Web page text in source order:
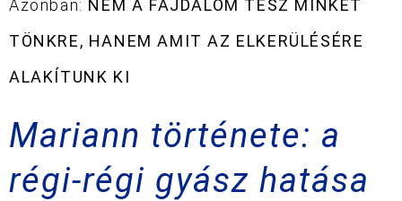
Azonban: NEM A FÁJDALOM TESZ MINKET
TÖNKRE, HANEM AMIT AZ ELKERÜLÉSÉRE
ALAKÍTUNK KI
Mariann története: a
régi-régi gyász hatása